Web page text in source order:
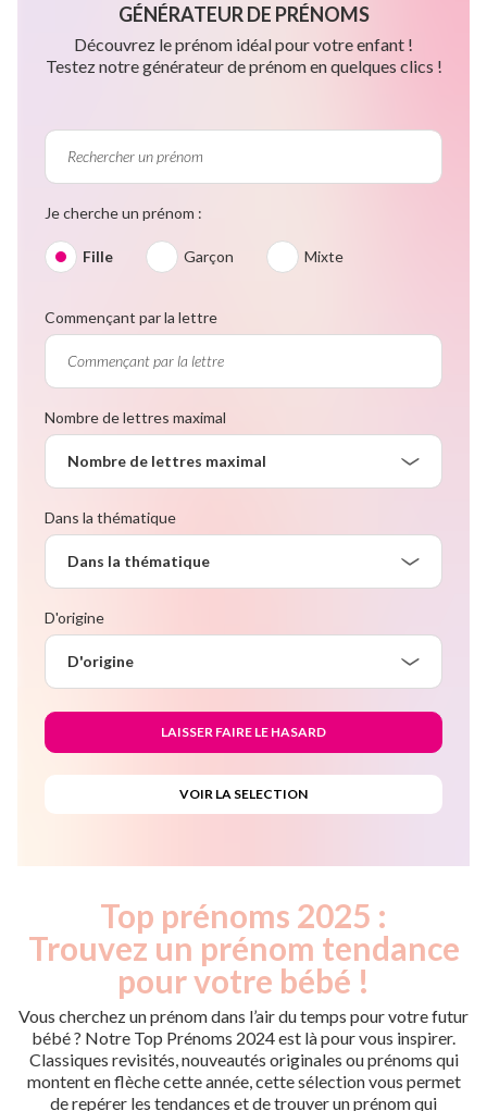
GÉNÉRATEUR DE PRÉNOMS
Découvrez le prénom idéal pour votre enfant !
Testez notre générateur de prénom en quelques clics !
Je cherche un prénom :
Fille Garçon Mixte
Commençant par la lettre
Nombre de lettres maximal
Nombre de lettres maximal
Dans la thématique
Dans la thématique
D'origine
D'origine
Top prénoms 2025 :
Trouvez un prénom tendance
pour votre bébé !
Vous cherchez un prénom dans l’air du temps pour votre futur
bébé ? Notre Top Prénoms 2024 est là pour vous inspirer.
Classiques revisités, nouveautés originales ou prénoms qui
montent en flèche cette année, cette sélection vous permet
de repérer les tendances et de trouver un prénom qui